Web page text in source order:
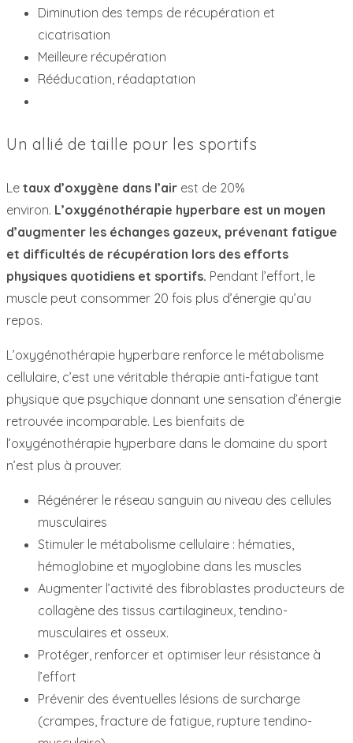
Diminution des temps de récupération et
cicatrisation
Meilleure récupération
Rééducation, réadaptation
Un allié de taille pour les sportifs
Le taux d’oxygène dans l’air est de 20%
environ. L’oxygénothérapie hyperbare est un moyen
d’augmenter les échanges gazeux, prévenant fatigue
et difficultés de récupération lors des efforts
physiques quotidiens et sportifs. Pendant l’effort, le
muscle peut consommer 20 fois plus d’énergie qu’au
repos.
L’oxygénothérapie hyperbare renforce le métabolisme
cellulaire, c’est une véritable thérapie anti-fatigue tant
physique que psychique donnant une sensation d’énergie
retrouvée incomparable. Les bienfaits de
l’oxygénothérapie hyperbare dans le domaine du sport
n’est plus à prouver.
Régénérer le réseau sanguin au niveau des cellules
musculaires
Stimuler le métabolisme cellulaire : hématies,
hémoglobine et myoglobine dans les muscles
Augmenter l’activité des fibroblastes producteurs de
collagène des tissus cartilagineux, tendino-
musculaires et osseux.
Protéger, renforcer et optimiser leur résistance à
l’effort
Prévenir des éventuelles lésions de surcharge
(crampes, fracture de fatigue, rupture tendino-